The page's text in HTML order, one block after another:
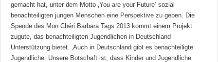
gemacht hat, unter dem Motto ‚You are your Future‘ sozial
benachteiligten jungen Menschen eine Perspektive zu geben. Die
Spende des Mon Chéri Barbara Tags 2013 kommt einem Projekt
zugute, das benachteiligten Jugendlichen in Deutschland
Unterstützung bietet. ‚Auch in Deutschland gibt es benachteiligte
Jugendliche. Unsere Botschaft ist, dass Kinder und Jugendliche